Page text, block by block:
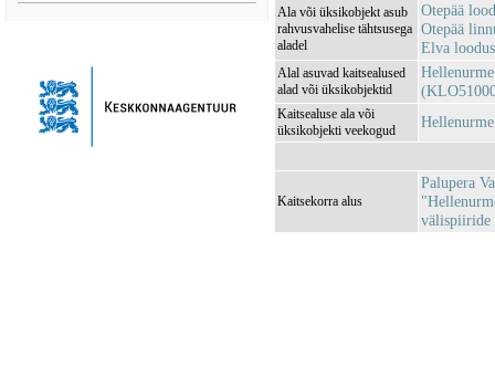
Ala või üksikobjekt asub
rahvusvahelise tähtsusega
aladel
Otepää
Otepää
Elva
Alal asuvad kaitsealused
alad või üksikobjektid
Kaitsealuse ala või
üksikobjekti veekogud
Kaitsekorra alus
Palupera
välispiiride